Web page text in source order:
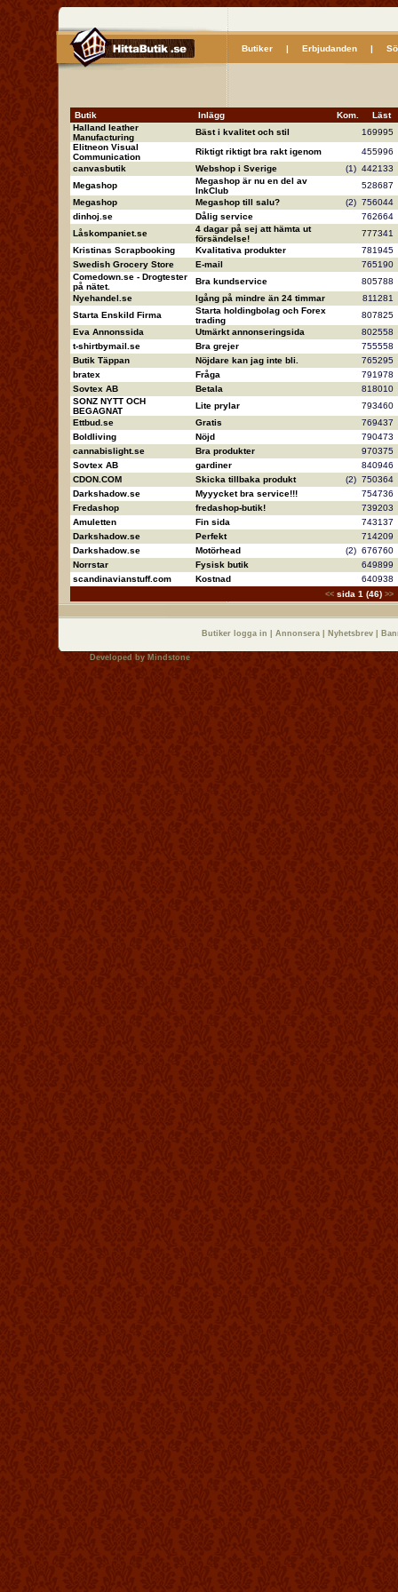
Butiker| Erbjudanden|
Butik Inlägg Kom.
Läst
Halland leather
Manufacturing
Bäst i kvalitet och stil
169995
Elitneon Visual
Communication
Riktigt riktigt bra rakt igenom
455996
canvasbutik
Webshop i Sverige (1) 442133
Megashop
Megashop är nu en del av
InkClub
528687
Megashop
Megashop till salu? (2) 756044
dinhoj.se
Dålig service
762664
Låskompaniet.se
4 dagar på sej att hämta ut
försändelse!
777341
Kristinas Scrapbooking
Kvalitativa produkter
781945
Swedish Grocery Store
E-mail
765190
Comedown.se - Drogtester
på nätet.
Bra kundservice
805788
Nyehandel.se
Igång på mindre än 24 timmar
811281
Starta Enskild Firma
Starta holdingbolag och Forex
trading
807825
Eva Annonssida
Utmärkt annonseringsida
802558
t-shirtbymail.se
Bra grejer
755558
Butik Täppan
Nöjdare kan jag inte bli.
765295
bratex
Fråga
791978
Sovtex AB
Betala
818010
SONZ NYTT OCH
BEGAGNAT
Lite prylar
793460
Ettbud.se
Gratis
769437
Boldliving
Nöjd
790473
cannabislight.se
Bra produkter
970375
Sovtex AB
gardiner
840946
CDON.COM
Skicka tillbaka produkt (2) 750364
Darkshadow.se
Myyycket bra service!!!
754736
Fredashop
fredashop-butik!
739203
Amuletten
Fin sida
743137
Darkshadow.se
Perfekt
714209
Darkshadow.se
Motörhead (2) 676760
Norrstar
Fysisk butik
649899
scandinavianstuff.com
Kostnad 640938
<< sida 1 (46) >>
Butiker logga in Annonsera Nyhetsbrev
Developed by Mindstone